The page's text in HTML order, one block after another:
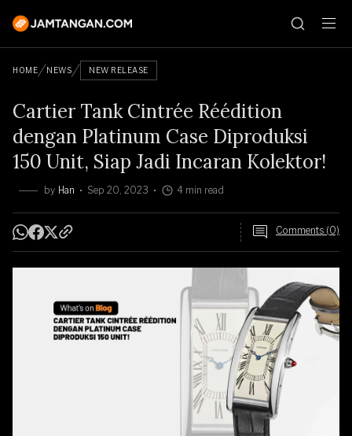
HOME NEWS NEW RELEASE
Cartier Tank Cintrée Réédition
dengan Platinum Case Diproduksi
150 Unit, Siap Jadi Incaran Kolektor!
by Han Sep 20, 2023 4 min read
Comments (0)